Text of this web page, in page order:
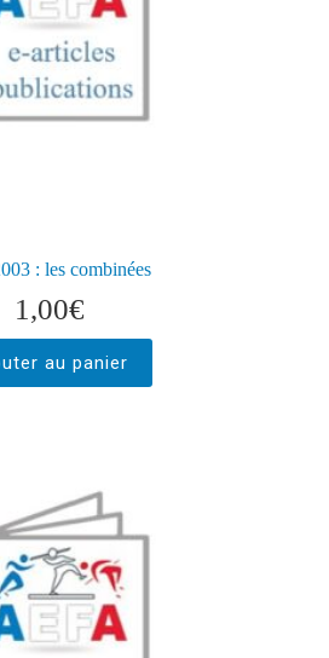
: les combinées
1,00€
au panier